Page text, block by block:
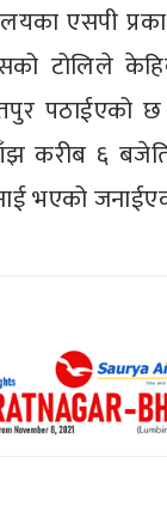
एसपी
टोलिले
पठाईएको
करीब ६
भएको